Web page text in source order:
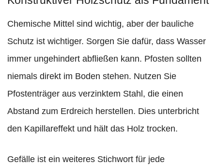
Chemische Mittel sind wichtig, aber der bauliche
Schutz ist wichtiger. Sorgen Sie dafür, dass Wasser
immer ungehindert abfließen kann. Pfosten sollten
niemals direkt im Boden stehen. Nutzen Sie
Pfostenträger aus verzinktem Stahl, die einen
Abstand zum Erdreich herstellen. Dies unterbricht
den Kapillareffekt und hält das Holz trocken.
Gefälle ist ein weiteres Stichwort für jede